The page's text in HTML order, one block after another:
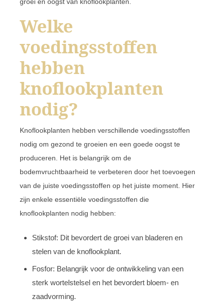
Welke
voedingsstoffen
hebben
knoflookplanten
nodig?
Knoflookplanten hebben verschillende voedingsstoffen
nodig om gezond te groeien en een goede oogst te
produceren. Het is belangrijk om de
bodemvruchtbaarheid te verbeteren door het toevoegen
van de juiste voedingsstoffen op het juiste moment. Hier
zijn enkele essentiële voedingsstoffen die
knoflookplanten nodig hebben:
Stikstof: Dit bevordert de groei van bladeren en
stelen van de knoflookplant.
Fosfor: Belangrijk voor de ontwikkeling van een
sterk wortelstelsel en het bevordert bloem- en
zaadvorming.